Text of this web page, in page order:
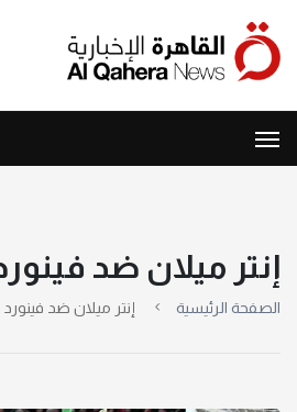
إنتر ميلان ضد
الصفحة الرئيسية إنتر ميلان ضد فينورد